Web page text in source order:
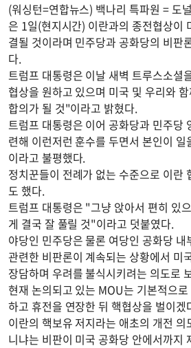
(워싱턴=연합뉴스) 백나리 특파원 = 도
은 1일(현지시간) 이란과의 종전협상이
결될 것이라며 민주당과 공화당의 비판
다.
트럼프 대통령은 이날 새벽 트루스소셜
협상을 원하고 있으며 미국 및 우리와
합의가 될 것"이라고 밝혔다.
트럼프 대통령은 이어 공화당과 민주당
련해 이런저런 훈수를 두면서 본인이
이라고 불평했다.
정치꾼들이 전례가 없는 수준으로 이란
도 했다.
트럼프 대통령은 "그냥 앉아서 편히 있
게 결국 잘 풀릴 것"이라고 덧붙였다.
야당인 민주당은 물론 여당인 공화당
관련한 비판론이 계속되는 상황에서 미
장담하며 우려를 불식시키려는 의도로
현재 논의되고 있는 MOU는 기본적으
하고 휴전을 연장한 뒤 핵협상을 벌이
이란의 핵보유 저지라는 애초의 개전
니냐는 비판이 미국 공화당 안에서까지